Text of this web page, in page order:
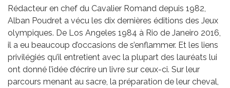
Rédacteur en chef du Cavalier Romand depuis 1982,
Alban Poudret a vécu les dix dernières éditions des Jeux
olympiques. De Los Angeles 1984 à Rio de Janeiro 2016,
il a eu beaucoup d’occasions de s’enflammer. Et les liens
privilégiés qu’il entretient avec la plupart des lauréats lui
ont donné l’idée d’écrire un livre sur ceux-ci. Sur leur
parcours menant au sacre, la préparation de leur cheval,